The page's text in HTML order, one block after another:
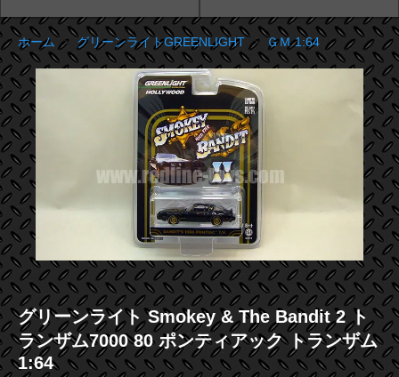
ホーム>グリーンライトGREENLIGHT> ＧＭ 1:64
グリーンライト Smokey & The Bandit 2 ト
ランザム7000 80 ポンティアック トランザム
1:64